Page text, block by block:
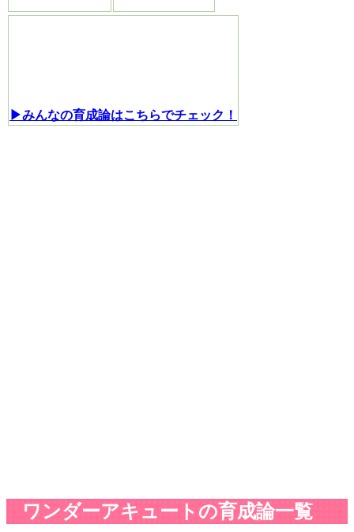
▶みんなの育成論はこちらでチェック！
ワンダーアキュートの育成論一覧